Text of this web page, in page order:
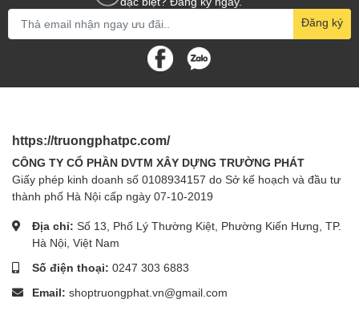
Đăng ký
https://truongphatpc.com/
CÔNG TY CỔ PHẦN DVTM XÂY DỰNG TRƯỜNG PHÁT
Giấy phép kinh doanh số 0108934157 do Sở kế hoạch và đầu tư
thành phố Hà Nội cấp ngày 07-10-2019
Địa chỉ: Số 13, Phố Lý Thường Kiệt, Phường Kiến Hưng, TP.
Hà Nội, Việt Nam
Số điện thoại: 0247 303 6883
Email: shoptruongphat.vn@gmail.com